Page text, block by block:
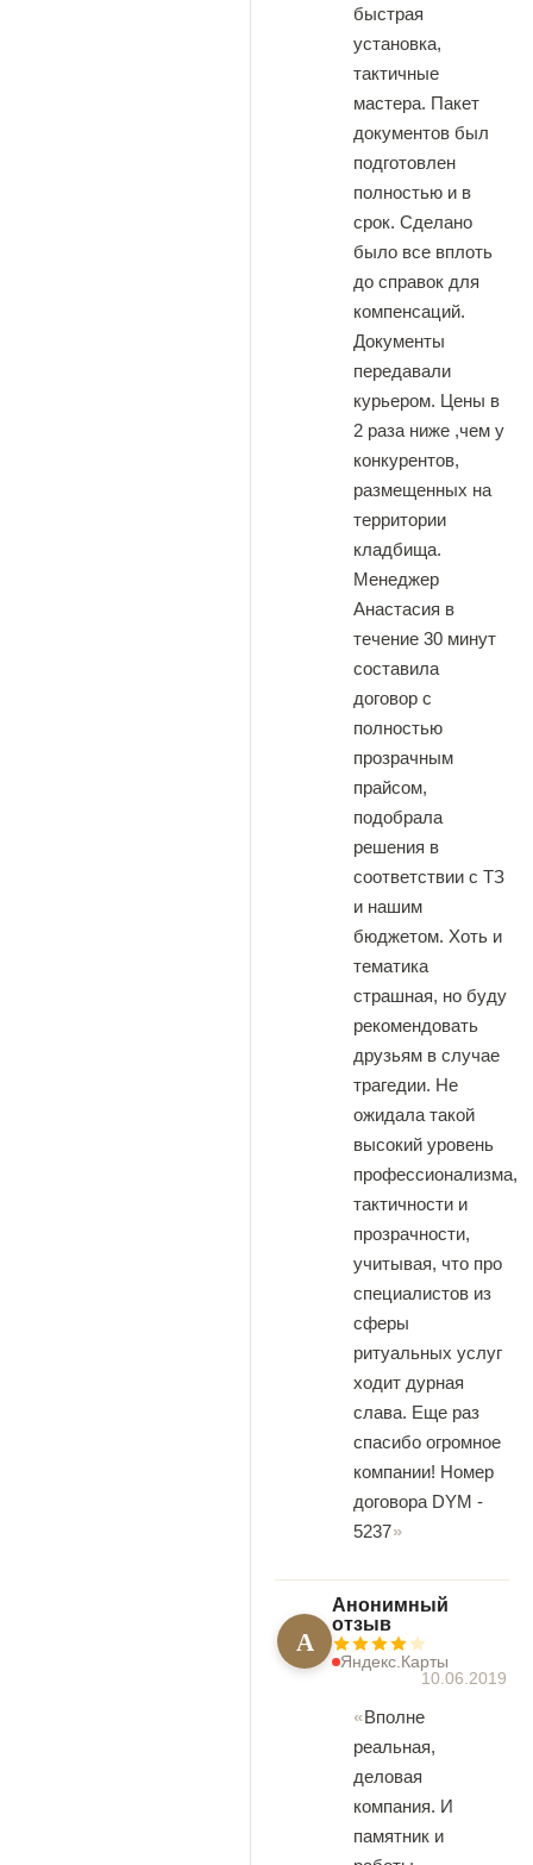
быстрая
установка,
тактичные
мастера. Пакет
документов был
подготовлен
полностью и в
срок. Сделано
было все вплоть
до справок для
компенсаций.
Документы
передавали
курьером. Цены в
2 раза ниже ,чем у
конкурентов,
размещенных на
территории
кладбища.
Менеджер
Анастасия в
течение 30 минут
составила
договор с
полностью
прозрачным
прайсом,
подобрала
решения в
соответствии с ТЗ
и нашим
бюджетом. Хоть и
тематика
страшная, но буду
рекомендовать
друзьям в случае
трагедии. Не
ожидала такой
высокий уровень
профессионализма,
тактичности и
прозрачности,
учитывая, что про
специалистов из
сферы
ритуальных услуг
ходит дурная
слава. Еще раз
спасибо огромное
компании! Номер
договора DYM -
5237
А
Анонимный
отзыв
Яндекс.Карты
10.06.2019
Вполне
реальная,
деловая
компания. И
памятник и